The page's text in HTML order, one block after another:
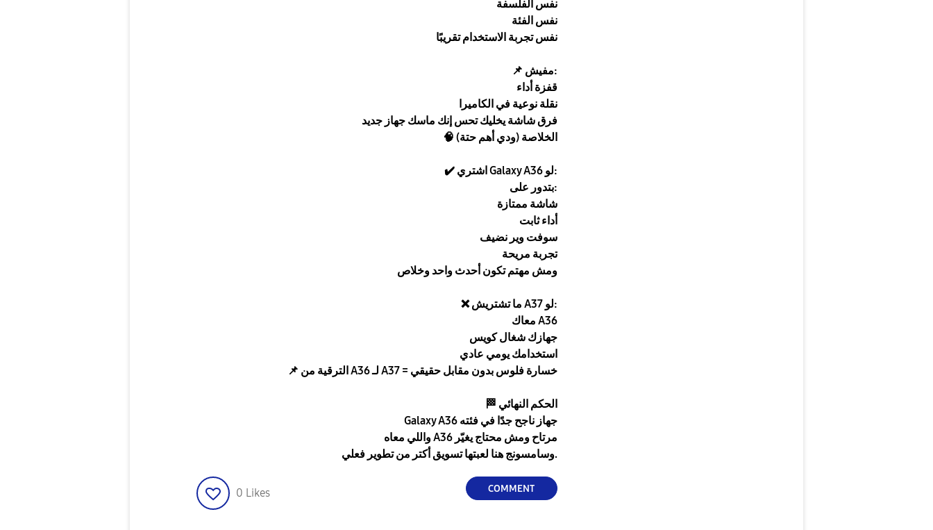
نفس الفلسفة
نفس الفئة
نفس تجربة الاستخدام تقريبًا
📌
مفيش:
قفزة أداء
نقلة نوعية في الكاميرا
فرق شاشة يخليك تحس إنك ماسك جهاز جديد
🧠 الخلاصة (ودي أهم حتة)
✔️
اشتري Galaxy A36 لو:
بتدور على:
شاشة ممتازة
أداء ثابت
سوفت وير نضيف
تجربة مريحة
ومش مهتم تكون أحدث واحد وخلاص
❌
ما تشتريش A37 لو:
معاك A36
جهازك شغال كويس
استخدامك يومي عادي
📌
الترقية من A36 لـ A37 = خسارة فلوس بدون مقابل حقيقي
🏁 الحكم النهائي
Galaxy A36 جهاز ناجح جدًا في فئته
واللي معاه A36 مرتاح ومش محتاج يغيّر
وسامسونج هنا لعبتها تسويق أكتر من تطوير فعلي.
0 Likes COMMENT